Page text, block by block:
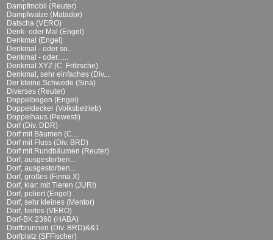
Dampfmobil (Reuter)
Dampfwalze (Matador)
Datscha (VERO)
Denk- oder Mal (Engel)
Denkmal (Engel)
Denkmal - oder so...
Denkmal - oder......
Denkmal XYZ (C. Fritzsche)
Denkmal, sehr einfaches (Div....
Der kleine Schwede (Sina)
Diverses (Reuter)
Doppelbogen (Engel)
Doppeldecker (Volksbetrieb)
Doppelhaus (Pewesti)
Dorf (Div. DDR)
Dorf mit Bäumen (C....
Dorf mit Fluss (Div. BRD)
Dorf mit Rundbäumen (Reuter)
Dorf, ausgestorben...
Dorf, ausgestorben...
Dorf, großes (Firma X)
Dorf, klar: mit Tieren (JURI)
Dorf, poliert (Engel)
Dorf, sehr kleines (Mentor)
Dorf, tierlos (VERO)
Dorf-BK 2360 (HABA)
Dorfbrunnen (Div. BRD)&&1
Dorfplatz (SFFischer)